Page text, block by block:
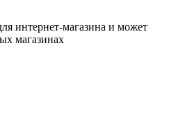
интернет-магазина и может
магазинах